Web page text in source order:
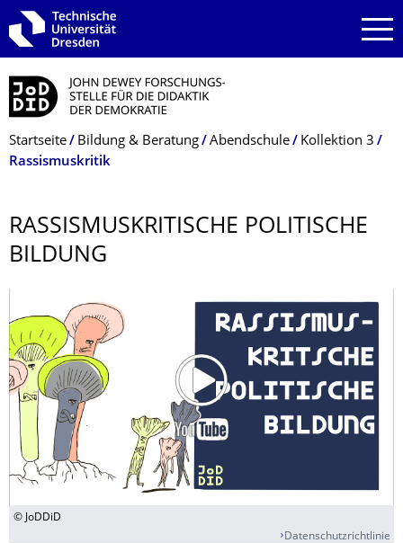
Zur Hauptnavigation springen
Zur Suche springen
Zum Inhalt springen
Breadcrumb-Menü
Startseite Bildung & Beratung Abendschule
Kollektion 3
Rassismuskritik
RASSISMUSKRITI­SCHE POLITISCHE
BILDUNG
© JoDDiD
Datenschutzrichtlinie